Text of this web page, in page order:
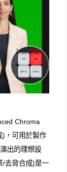
Chroma
)，可用於製作
出的理想設
/去背合成)是一